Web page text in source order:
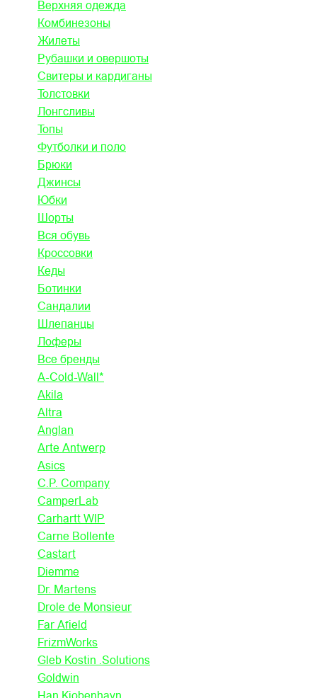
Верхняя одежда
Комбинезоны
Жилеты
Рубашки и овершоты
Свитеры и кардиганы
Толстовки
Лонгсливы
Топы
Футболки и поло
Брюки
Джинсы
Юбки
Шорты
Вся обувь
Кроссовки
Кеды
Ботинки
Сандалии
Шлепанцы
Лоферы
Все бренды
A-Cold-Wall*
Akila
Altra
Anglan
Arte Antwerp
Asics
C.P. Company
CamperLab
Carhartt WIP
Carne Bollente
Castart
Diemme
Dr. Martens
Drole de Monsieur
Far Afield
FrizmWorks
Gleb Kostin .Solutions
Goldwin